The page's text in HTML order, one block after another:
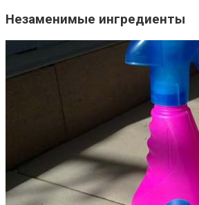
Незаменимые ингредиенты